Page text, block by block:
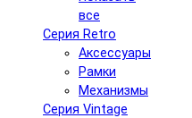
все
Серия Retro
Аксессуары
Рамки
Механизмы
Серия Vintage